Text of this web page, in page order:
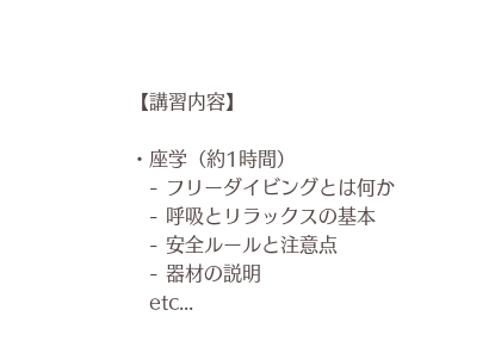
【講習内容】
・座学（約1時間）
- フリーダイビングとは何か
- 呼吸とリラックスの基本
- 安全ルールと注意点
- 器材の説明
etc...